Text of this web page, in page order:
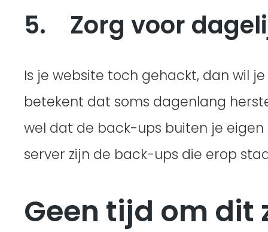
5. Zorg voor
Is je website toch gehackt, dan wil
betekent dat soms dagenlang
wel dat de back-ups buiten je
server zijn de back-ups die erop
Geen tijd om dit